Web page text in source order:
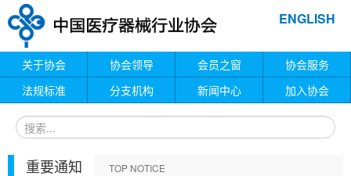
ENGLISH
关于协会 协会领导 会员之窗
协会服务
法规标准
分支机构 新闻中心 加入协会
重要通知 TOP NOTICE